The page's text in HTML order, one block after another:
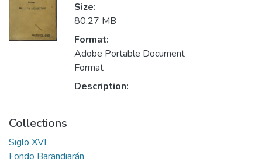
Size:
80.27 MB
Format:
Adobe Portable Document
Format
Description:
Collections
Siglo XVI
Fondo Barandiarán